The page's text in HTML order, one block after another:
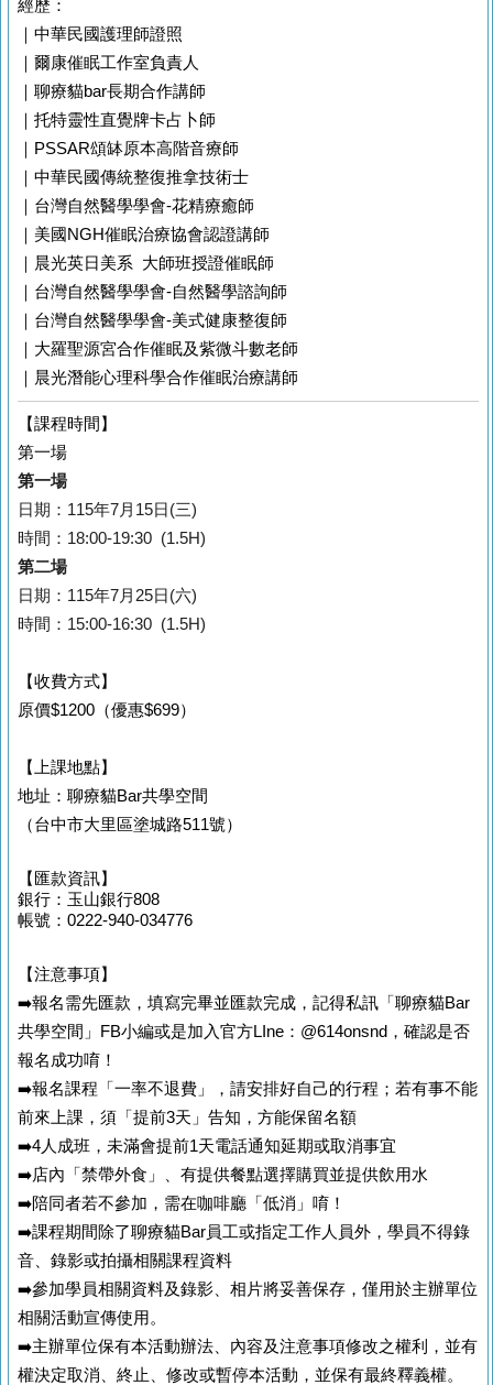
經歷：
｜中華民國護理師證照
｜爾康催眠工作室負責人
｜聊療貓bar長期合作講師
｜托特靈性直覺牌卡占卜師
｜PSSAR頌缽原本高階音療師
｜中華民國傳統整復推拿技術士
｜台灣自然醫學學會-花精療癒師
｜美國NGH催眠治療協會認證講師
｜晨光英日美系 大師班授證催眠師
｜台灣自然醫學學會-自然醫學諮詢師
｜台灣自然醫學學會-美式健康整復師
｜大羅聖源宮合作催眠及紫微斗數老師
｜晨光潛能心理科學合作催眠治療講師
【課程時間】
第一場
第一場
日期：115年7月15日(三)
時間：18:00-19:30 (1.5H)
第二場
日期：115年7月25日(六)
時間：15:00-16:30 (1.5H)
【收費方式】
原價$1200（優惠$699）
【上課地點】
地址：聊療貓Bar共學空間
（台中市大里區塗城路511號）
【匯款資訊】
銀行 ：玉山銀行808
帳號 ：0222-940-034776
【注意事項】
➡️報名需先匯款，填寫完畢並匯款完成，記得私訊「聊療貓Bar
共學空間」FB小編或是加入官方LIne：@614onsnd，確認是否
報名成功唷！
➡️報名課程「一率不退費」，請安排好自己的行程；若有事不能
前來上課，須「提前3天」告知，方能保留名額
➡️4人成班，未滿會提前1天電話通知延期或取消事宜
➡️店內「禁帶外食」、有提供餐點選擇購買並提供飲用水
➡️陪同者若不參加，需在咖啡廳「低消」唷！
➡️課程期間除了聊療貓Bar員工或指定工作人員外，學員不得錄
音、錄影或拍攝相關課程資料
➡️參加學員相關資料及錄影、相片將妥善保存，僅用於主辦單位
相關活動宣傳使用。
➡️主辦單位保有本活動辦法、內容及注意事項修改之權利，並有
權決定取消、終止、修改或暫停本活動，並保有最終釋義權。